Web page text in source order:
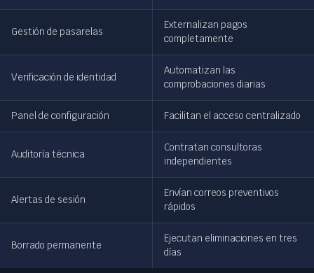
Gestión de pasarelas
Externalizan pagos
completamente
Verificación de identidad
Automatizan las
comprobaciones diarias
Panel de configuración Facilitan el acceso centralizado
Auditoría técnica
Contratan consultoras
independientes
Alertas de sesión
Envían correos preventivos
rápidos
Borrado permanente
Ejecutan eliminaciones en tres
días